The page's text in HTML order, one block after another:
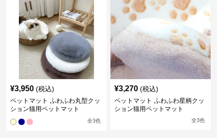
¥3,950 (税込)
ペットマット ふわふわ丸型クッ
ション猫用ペットマット
全3色
¥3,270 (税込)
ペットマット ふわふわ星柄クッ
ション猫用ペットマット
全3色